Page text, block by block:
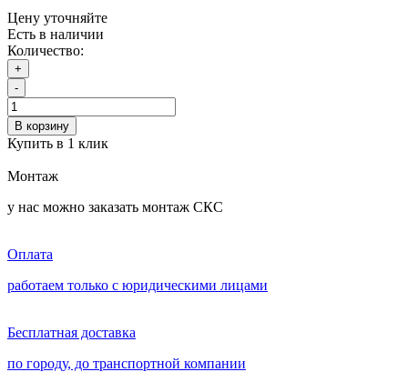
Цену уточняйте
Есть в наличии
Количество:
+
-
В корзину
Купить в 1 клик
Монтаж
у нас можно заказать монтаж СКС
Оплата
работаем только с юридическими лицами
Бесплатная доставка
по городу, до транспортной компании